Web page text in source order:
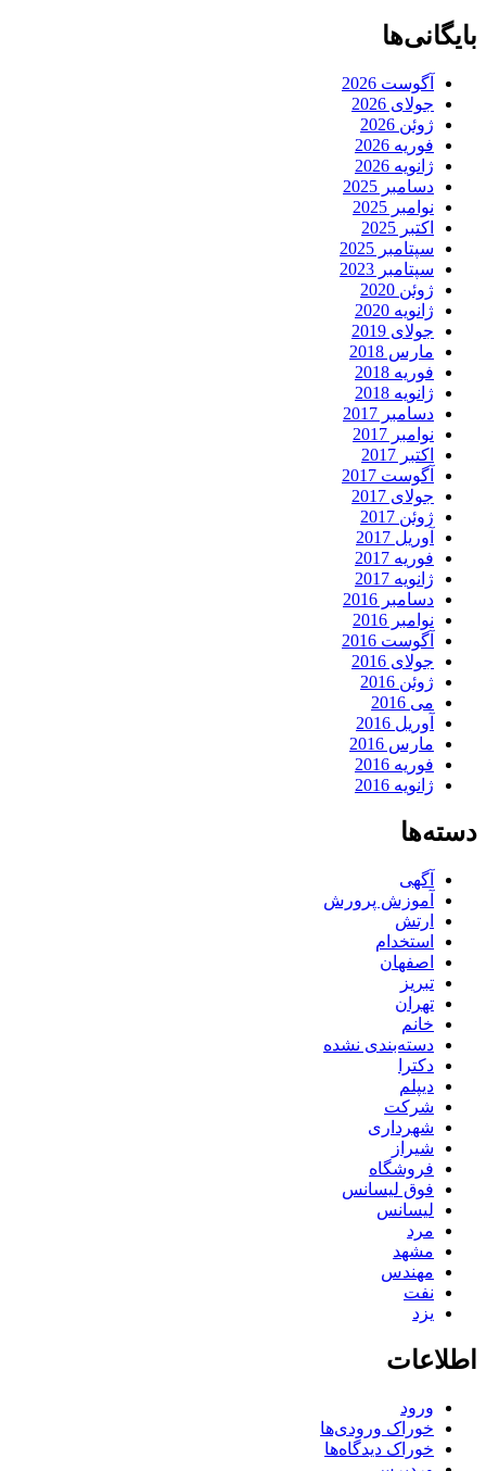
بایگانی‌ها
آگوست 2026
جولای 2026
ژوئن 2026
فوریه 2026
ژانویه 2026
دسامبر 2025
نوامبر 2025
اکتبر 2025
سپتامبر 2025
سپتامبر 2023
ژوئن 2020
ژانویه 2020
جولای 2019
مارس 2018
فوریه 2018
ژانویه 2018
دسامبر 2017
نوامبر 2017
اکتبر 2017
آگوست 2017
جولای 2017
ژوئن 2017
آوریل 2017
فوریه 2017
ژانویه 2017
دسامبر 2016
نوامبر 2016
آگوست 2016
جولای 2016
ژوئن 2016
می 2016
آوریل 2016
مارس 2016
فوریه 2016
ژانویه 2016
دسته‌ها
آگهی
آموزش پرورش
ارتش
استخدام
اصفهان
تبریز
تهران
خانم
دسته‌بندی نشده
دکترا
دیپلم
شرکت
شهرداری
شیراز
فروشگاه
فوق لیسانس
لیسانس
مرد
مشهد
مهندس
نفت
یزد
اطلاعات
ورود
خوراک ورودی‌ها
خوراک دیدگاه‌ها